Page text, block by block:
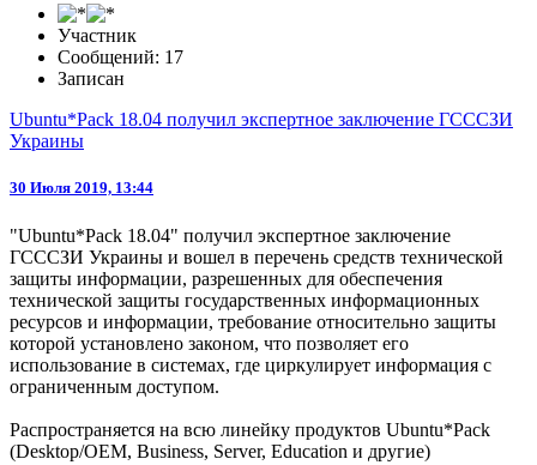
Участник
Сообщений: 17
Записан
Ubuntu*Pack 18.04 получил экспертное заключение ГСССЗИ
Украины
30 Июля 2019, 13:44
"Ubuntu*Pack 18.04" получил экспертное заключение
ГСССЗИ Украины и вошел в перечень средств технической
защиты информации, разрешенных для обеспечения
технической защиты государственных информационных
ресурсов и информации, требование относительно защиты
которой установлено законом, что позволяет его
использование в системах, где циркулирует информация с
ограниченным доступом.
Распространяется на всю линейку продуктов Ubuntu*Pack
(Desktop/OEM, Business, Server, Education и другие)